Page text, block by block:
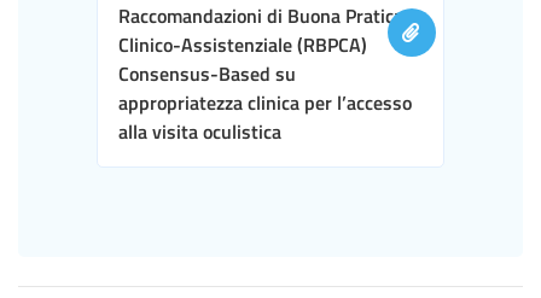
Raccomandazioni di Buona Pratica
Clinico-Assistenziale (RBPCA)
Consensus-Based su
appropriatezza clinica per l’accesso
alla visita oculistica